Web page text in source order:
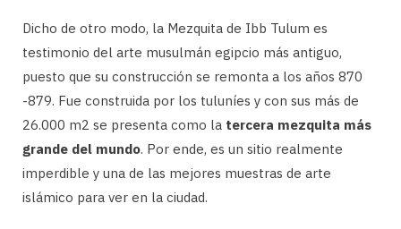
Dicho de otro modo, la Mezquita de Ibb Tulum es
testimonio del arte musulmán egipcio más antiguo,
puesto que su construcción se remonta a los años 870
-879. Fue construida por los tuluníes y con sus más de
26.000 m2 se presenta como la tercera mezquita más
grande del mundo. Por ende, es un sitio realmente
imperdible y una de las mejores muestras de arte
islámico para ver en la ciudad.